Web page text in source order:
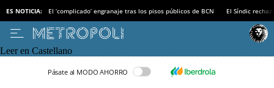
ES NOTICIA: El ‘complicado’ engranaje tras los pisos públicos de BCN El Síndic
Leer en Castellano
Pásate al MODO AHORRO